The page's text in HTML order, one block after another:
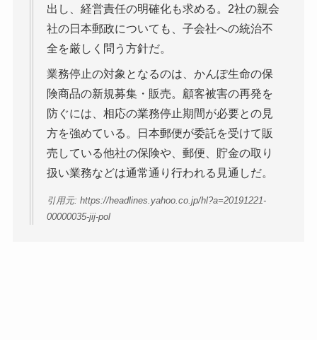
出し、経営責任の明確化も求める。2社の親会
社の日本郵政についても、子会社への統治不
全を厳しく問う方針だ。
業務停止の対象となるのは、かんぽ生命の保
険商品の新規募集・販売。顧客被害の再発を
防ぐには、相応の業務停止期間が必要との見
方を強めている。日本郵便が委託を受けて販
売している他社の保険や、郵便、貯金の取り
扱い業務などは通常通り行われる見通しだ。
引用元: https://headlines.yahoo.co.jp/hl?a=20191221-
00000035-jij-pol